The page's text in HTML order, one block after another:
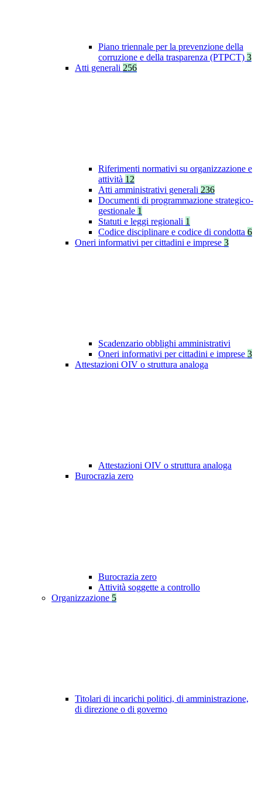
Piano triennale per la prevenzione della
corruzione e della trasparenza (PTPCT) 3
Atti generali 256
Riferimenti normativi su organizzazione e
attività 12
Atti amministrativi generali 236
Documenti di programmazione strategico-
gestionale 1
Statuti e leggi regionali 1
Codice disciplinare e codice di condotta 6
Oneri informativi per cittadini e imprese 3
Scadenzario obblighi amministrativi
Oneri informativi per cittadini e imprese 3
Attestazioni OIV o struttura analoga
Attestazioni OIV o struttura analoga
Burocrazia zero
Burocrazia zero
Attività soggette a controllo
Organizzazione 5
Titolari di incarichi politici, di amministrazione,
di direzione o di governo